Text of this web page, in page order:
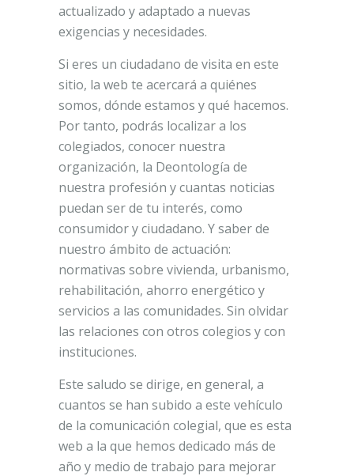
actualizado y adaptado a nuevas
exigencias y necesidades.
Si eres un ciudadano de visita en este
sitio, la web te acercará a quiénes
somos, dónde estamos y qué hacemos.
Por tanto, podrás localizar a los
colegiados, conocer nuestra
organización, la Deontología de
nuestra profesión y cuantas noticias
puedan ser de tu interés, como
consumidor y ciudadano. Y saber de
nuestro ámbito de actuación:
normativas sobre vivienda, urbanismo,
rehabilitación, ahorro energético y
servicios a las comunidades. Sin olvidar
las relaciones con otros colegios y con
instituciones.
Este saludo se dirige, en general, a
cuantos se han subido a este vehículo
de la comunicación colegial, que es esta
web a la que hemos dedicado más de
año y medio de trabajo para mejorar